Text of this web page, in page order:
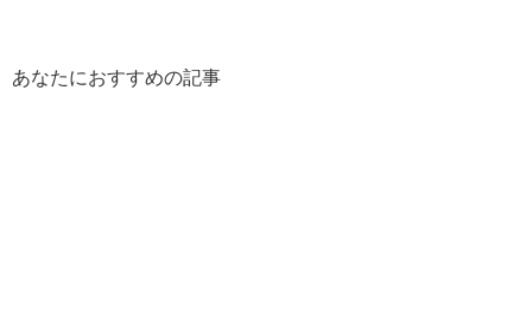
あなたにおすすめの記事